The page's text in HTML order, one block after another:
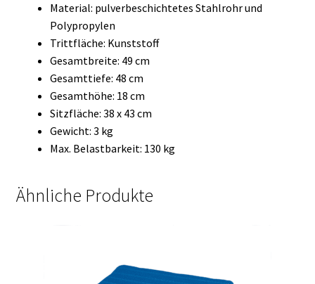
Material: pulverbeschichtetes Stahlrohr und
Polypropylen
Trittfläche: Kunststoff
Gesamtbreite: 49 cm
Gesamttiefe: 48 cm
Gesamthöhe: 18 cm
Sitzfläche: 38 x 43 cm
Gewicht: 3 kg
Max. Belastbarkeit: 130 kg
Ähnliche Produkte